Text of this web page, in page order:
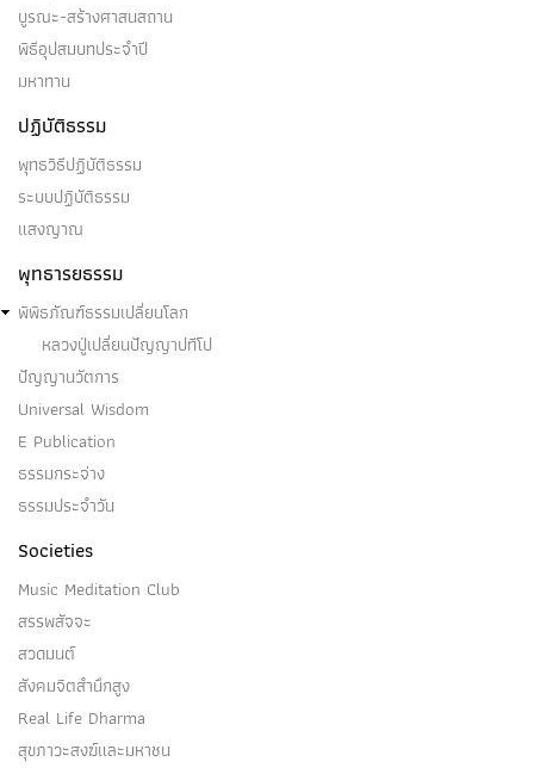
อนาคามี, โอปปาติกะ, อุปปาติกะ
อุทธังโสโตอกนิฏฐคามีคือ อริยบุคคล ระดับ อนาคามี -
บูรณะ-สร้างศาสนสถาน
พิธีอุปสมบทประจำปี
มหาทาน
ปฏิบัติธรรม
พุทธวิธีปฏิบัติธรรม
ระบบปฏิบัติธรรม
แสงญาณ
พุทธารยธรรม
พิพิธภัณฑ์ธรรมเปลี่ยนโลก
หลวงปู่เปลี่ยนปัญญาปทีโป
ปัญญานวัตการ
Universal Wisdom
E Publication
ธรรมกระจ่าง
ธรรมประจำวัน
Societies
Music Meditation Club
สรรพสัจจะ
สวดมนต์
สังคมจิตสำนึกสูง
Real Life Dharma
สุขภาวะสงฆ์และมหาชน